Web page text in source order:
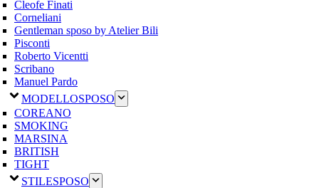
Cleofe Finati
Corneliani
Gentleman sposo by Atelier Bili
Pisconti
Roberto Vicentti
Scribano
Manuel Pardo
MODELLOSPOSO
COREANO
SMOKING
MARSINA
BRITISH
TIGHT
STILESPOSO